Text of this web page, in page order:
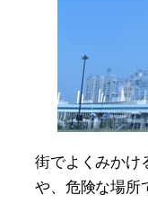
街でよくみかけ
や、危険な場所